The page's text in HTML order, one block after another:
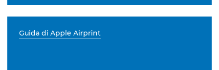
Guida di Apple Airprint